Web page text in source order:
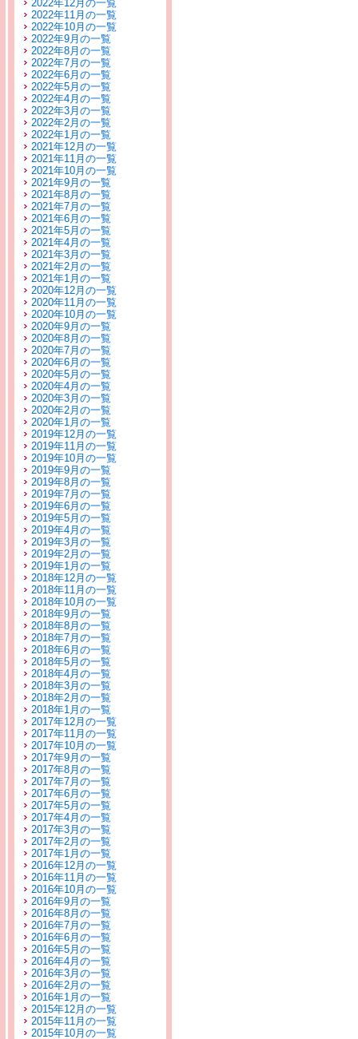
2022年12月の一覧
2022年11月の一覧
2022年10月の一覧
2022年9月の一覧
2022年8月の一覧
2022年7月の一覧
2022年6月の一覧
2022年5月の一覧
2022年4月の一覧
2022年3月の一覧
2022年2月の一覧
2022年1月の一覧
2021年12月の一覧
2021年11月の一覧
2021年10月の一覧
2021年9月の一覧
2021年8月の一覧
2021年7月の一覧
2021年6月の一覧
2021年5月の一覧
2021年4月の一覧
2021年3月の一覧
2021年2月の一覧
2021年1月の一覧
2020年12月の一覧
2020年11月の一覧
2020年10月の一覧
2020年9月の一覧
2020年8月の一覧
2020年7月の一覧
2020年6月の一覧
2020年5月の一覧
2020年4月の一覧
2020年3月の一覧
2020年2月の一覧
2020年1月の一覧
2019年12月の一覧
2019年11月の一覧
2019年10月の一覧
2019年9月の一覧
2019年8月の一覧
2019年7月の一覧
2019年6月の一覧
2019年5月の一覧
2019年4月の一覧
2019年3月の一覧
2019年2月の一覧
2019年1月の一覧
2018年12月の一覧
2018年11月の一覧
2018年10月の一覧
2018年9月の一覧
2018年8月の一覧
2018年7月の一覧
2018年6月の一覧
2018年5月の一覧
2018年4月の一覧
2018年3月の一覧
2018年2月の一覧
2018年1月の一覧
2017年12月の一覧
2017年11月の一覧
2017年10月の一覧
2017年9月の一覧
2017年8月の一覧
2017年7月の一覧
2017年6月の一覧
2017年5月の一覧
2017年4月の一覧
2017年3月の一覧
2017年2月の一覧
2017年1月の一覧
2016年12月の一覧
2016年11月の一覧
2016年10月の一覧
2016年9月の一覧
2016年8月の一覧
2016年7月の一覧
2016年6月の一覧
2016年5月の一覧
2016年4月の一覧
2016年3月の一覧
2016年2月の一覧
2016年1月の一覧
2015年12月の一覧
2015年11月の一覧
2015年10月の一覧